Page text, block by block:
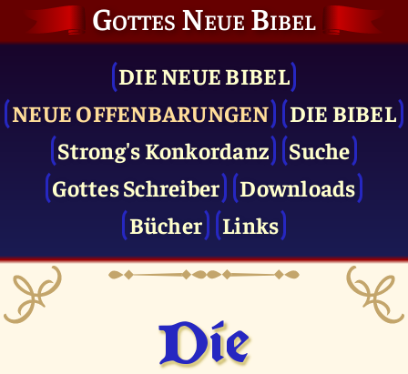
Gottes Neue Bibel
DIE NEUE BIBEL
NEUE OFFENBARUNGEN
DIE BIBEL
Strong's Konkordanz
Suche
Gottes Schreiber
Downloads
Bücher
Links
Die